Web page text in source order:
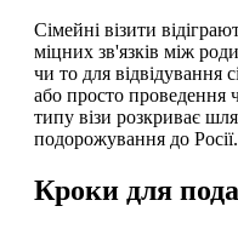
Сімейні візити
міцних зв'язків між
чи то для відвідування
або просто проведення
типу візи розкриває
подорожування до Росії.
Кроки для